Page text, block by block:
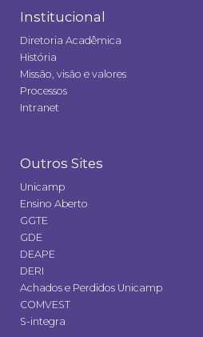
Institucional
Diretoria Acadêmica
História
Missão, visão e valores
Processos
Intranet
Outros Sites
Unicamp
Ensino Aberto
GGTE
GDE
DEAPE
DERI
Achados e Perdidos Unicamp
COMVEST
S-integra